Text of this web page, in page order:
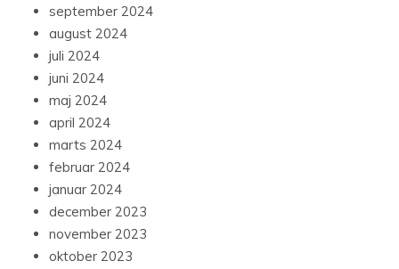
september 2024
august 2024
juli 2024
juni 2024
maj 2024
april 2024
marts 2024
februar 2024
januar 2024
december 2023
november 2023
oktober 2023